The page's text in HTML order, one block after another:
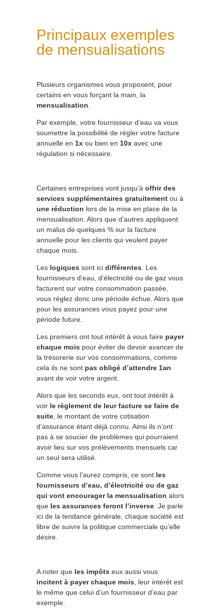
Principaux exemples
de mensualisations
Plusieurs organismes vous proposent, pour
certains en vous forçant la main, la
mensualisation.
Par exemple, votre fournisseur d’eau va vous
soumettre la possibilité de régler votre facture
annuelle en 1x ou bien en 10x avec une
régulation si nécessaire.
Certaines entreprises vont jusqu’à offrir des
services supplémentaires gratuitement ou à
une réduction lors de la mise en place de la
mensualisation. Alors que d’autres appliquent
un malus de quelques % sur la facture
annuelle pour les clients qui veulent payer
chaque mois.
Les logiques sont ici différentes. Les
fournisseurs d’eau, d’électricité ou de gaz vous
facturent sur votre consommation passée,
vous réglez donc une période échue. Alors que
pour les assurances vous payez pour une
période future.
Les premiers ont tout intérêt à vous faire payer
chaque mois pour éviter de devoir avancer de
la trésorerie sur vos consommations, comme
cela ils ne sont pas obligé d’attendre 1an
avant de voir votre argent.
Alors que les seconds eux, ont tout intérêt à
voir le règlement de leur facture se faire de
suite, le montant de votre cotisation
d’assurance étant déjà connu. Ainsi ils n’ont
pas à se soucier de problèmes qui pourraient
avoir lieu sur vos prélèvements mensuels car
un seul sera utilisé.
Comme vous l’aurez compris, ce sont les
fournisseurs d’eau, d’électricité ou de gaz
qui vont encourager la mensualisation alors
que les assurances feront l’inverse. Je parle
ici de la tendance générale, chaque société est
libre de suivre la politique commerciale qu’elle
désire.
A noter que les impôts eux aussi vous
incitent à payer chaque mois, leur intérêt est
le même que celui d’un fournisseur d’eau par
exemple.